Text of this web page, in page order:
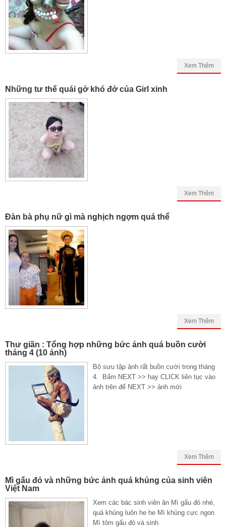
Xem Thêm
Những tư thế quái gở khó đở của Girl xinh
Xem Thêm
Đàn bà phụ nữ gì mà nghịch ngợm quá thể
Xem Thêm
Thư giãn : Tổng hợp những bức ảnh quá buồn cười
tháng 4 (10 ảnh)
Bộ sưu tập ảnh rất buồn cười trong tháng
4. Bấm NEXT >> hay CLICK liên tục vào
ảnh trên để NEXT >> ảnh mới
Xem Thêm
Mì gấu đỏ và những bức ảnh quá khủng của sinh viên
Việt Nam
Xem các bác sinh viên ăn Mì gấu đỏ nhé,
quá khủng luôn he he Mì khủng cực ngon
Mì tôm gấu đỏ và sinh